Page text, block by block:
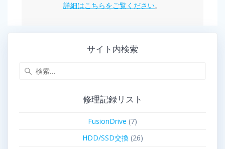
詳細はこちらをご覧ください。
サイト内検索
修理記録リスト
FusionDrive (7)
HDD/SSD交換(26)